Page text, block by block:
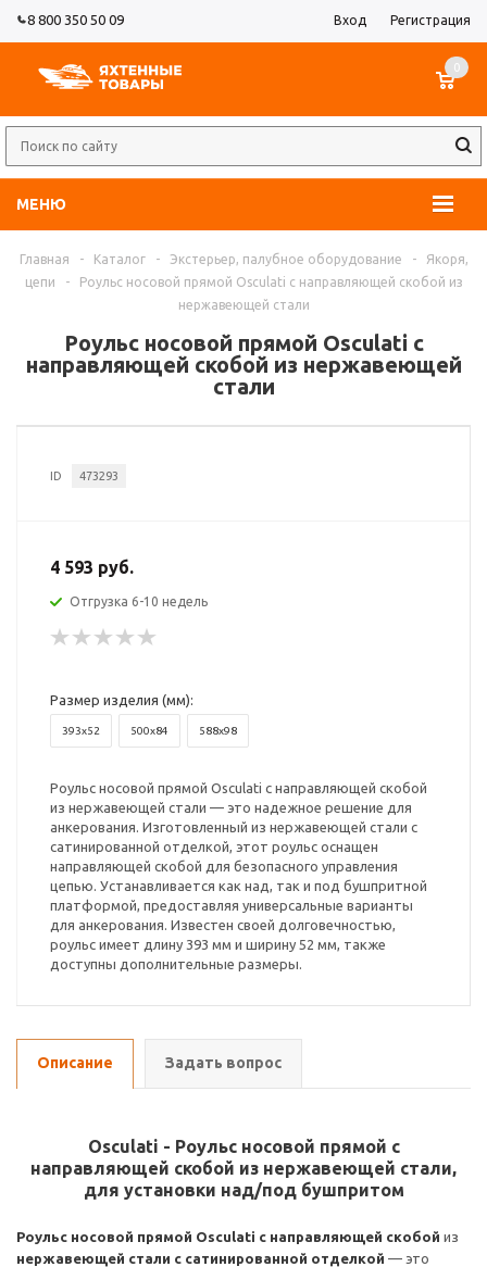
8 800 350 50 09 Вход Регистрация
МЕНЮ
0
Главная - Каталог - Экстерьер, палубное оборудование -
Якоря,
цепи
-
Роульс носовой прямой Osculati с направляющей скобой из
нержавеющей стали
Роульс носовой прямой Osculati с
направляющей скобой из нержавеющей
стали
ID 473293
4 593 руб.
Отгрузка 6-10 недель
Размер изделия (мм):
393x52 500x84 588x98
Роульс носовой прямой Osculati с направляющей скобой
из нержавеющей стали — это надежное решение для
анкерования. Изготовленный из нержавеющей стали с
сатинированной отделкой, этот роульс оснащен
направляющей скобой для безопасного управления
цепью. Устанавливается как над, так и под бушпритной
платформой, предоставляя универсальные варианты
для анкерования. Известен своей долговечностью,
роульс имеет длину 393 мм и ширину 52 мм, также
доступны дополнительные размеры.
Описание Задать вопрос
Osculati - Роульс носовой прямой с
направляющей скобой из нержавеющей стали,
для установки над/под бушпритом
Роульс носовой прямой Osculati с направляющей скобой из
нержавеющей стали с сатинированной отделкой — это